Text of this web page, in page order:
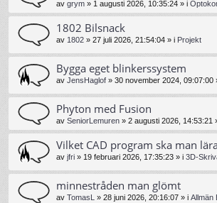
av grym » 1 augusti 2026, 10:35:24 » i
1802 Bilsnack
av 1802 » 27 juli 2026, 21:54:04 » i Projekt
Bygga eget blinkerssystem
av JensHaglof » 30 november 2024, 09:07:00
Phyton med Fusion
av SeniorLemuren » 2 augusti 2026, 14:53:21
Vilket CAD program ska man
av jfri » 19 februari 2026, 17:35:23 » i 3D-
minnestråden man glömt
av TomasL » 28 juni 2026, 20:16:07 » i Allmän